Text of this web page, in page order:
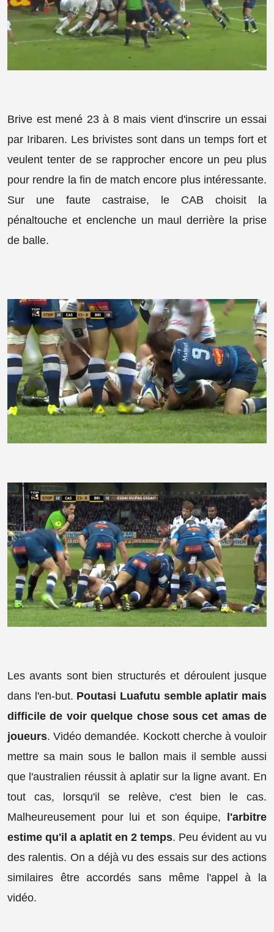
Brive est mené 23 à 8 mais vient d'inscrire un essai
par Iribaren. Les brivistes sont dans un temps fort et
veulent tenter de se rapprocher encore un peu plus
pour rendre la fin de match encore plus intéressante.
Sur une faute castraise, le CAB choisit la
pénaltouche et enclenche un maul derrière la prise
de balle.
Les avants sont bien structurés et déroulent jusque
dans l'en-but. Poutasi Luafutu semble aplatir mais
difficile de voir quelque chose sous cet amas de
joueurs. Vidéo demandée. Kockott cherche à vouloir
mettre sa main sous le ballon mais il semble aussi
que l'australien réussit à aplatir sur la ligne avant. En
tout cas, lorsqu'il se relève, c'est bien le cas.
Malheureusement pour lui et son équipe,
l'arbitre
estime qu'il a aplatit en 2 temps. Peu évident au vu
des ralentis. On a déjà vu des essais sur des actions
similaires être accordés sans même l'appel à la
vidéo.